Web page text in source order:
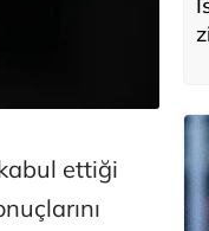
ettiği